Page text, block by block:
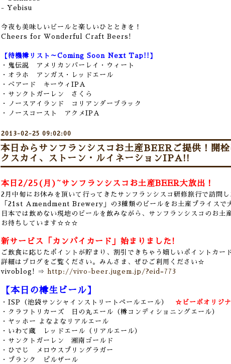
- Yebisu
今夜も美味しいビールと楽しいひとときを！
Cheers for Wonderful Craft Beers!
【待機樽リスト～Coming Soon Next Tap!!】
・鬼伝説 アメリカンバーレイ・ウィート
・オラホ アンガス・レッドエール
・ベアード キーウィIPA
・サンクトガーレン さくら
・ノースアイランド コリアンダーブラック
・ノースコースト アクメIPA
2013-02-25 09:02:00
本日からサンフランシスコお土産BEERご提供！開
クスカイ、ストーン・ルイネーションIPA!!
本日2/25(月)~サンフランシスコお土産BEER大放出！
2月中旬にお休みを頂いて行ってきたサンフランシスコ研修旅行で訪問
「21st Amendment Brewery」の3種類のビールをお土産プライスで
日本では飲めない現地のビールを飲みながら、サンフランシスコのお土
お待ちしています☆☆☆
新サービス「カンパイカード」始まりました!
ご飲食に応じたポイントが貯まり、割引できちゃう嬉しいポイントカー
詳細はブログをご覧ください。みんさま、ぜひご利用ください☆
vivoblog! ⇒
http://vivo-beer.jugem.jp/?eid=773
【本日の樽生ビール】
・ISP（池袋サンシャインストリートペールエール）
☆ビーボオリジナ
・クラフトリカーズ 日の丸エール（樽コンディショニングエール）
・ヤッホー よなよなリアルエール
・いわて蔵 レッドエール（リアルエール）
・サンクトガーレン 湘南ゴールド
・ひでじ メロウスプリングラガー
・プランク ピルザール